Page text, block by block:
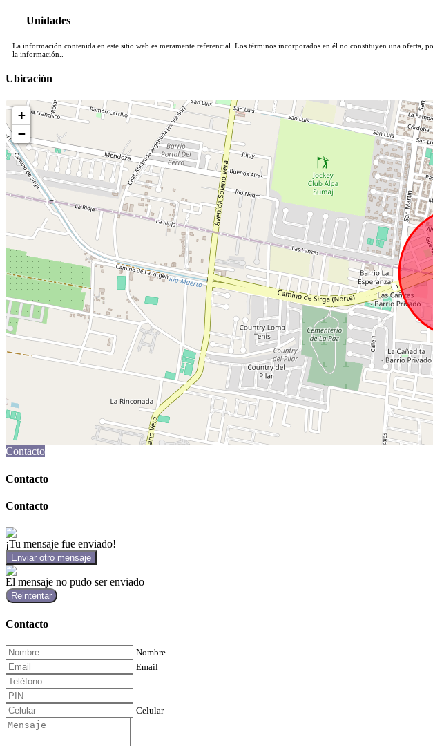
Unidades
La información contenida en este sitio web es meramente referencial. Los términos incorporados en él no constituyen una oferta,
la información..
Ubicación
+
−
Contacto
Contacto
Contacto
¡Tu mensaje fue enviado!
Enviar otro mensaje
El mensaje no pudo ser enviado
Reintentar
Contacto
Nombre
Email
Celular